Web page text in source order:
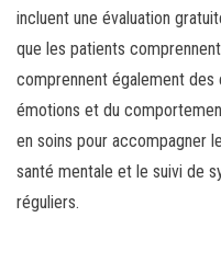
incluent une évaluation
que les patients
comprennent également
émotions et du
en soins pour accompagner
santé mentale et le suivi de
réguliers.